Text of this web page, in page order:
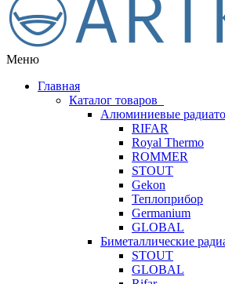
Меню
Главная
Каталог товаров
Алюминиевые
RIFAR
Royal Thermo
ROMMER
STOUT
Gekon
Теплоприбор
Germanium
GLOBAL
Биметаллические
STOUT
GLOBAL